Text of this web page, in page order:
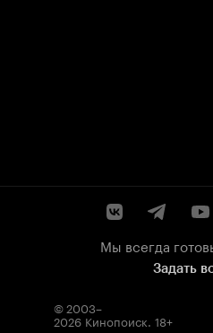
Мы всегда
Задать
© 2003–
2026 Кинопоиск. 18+